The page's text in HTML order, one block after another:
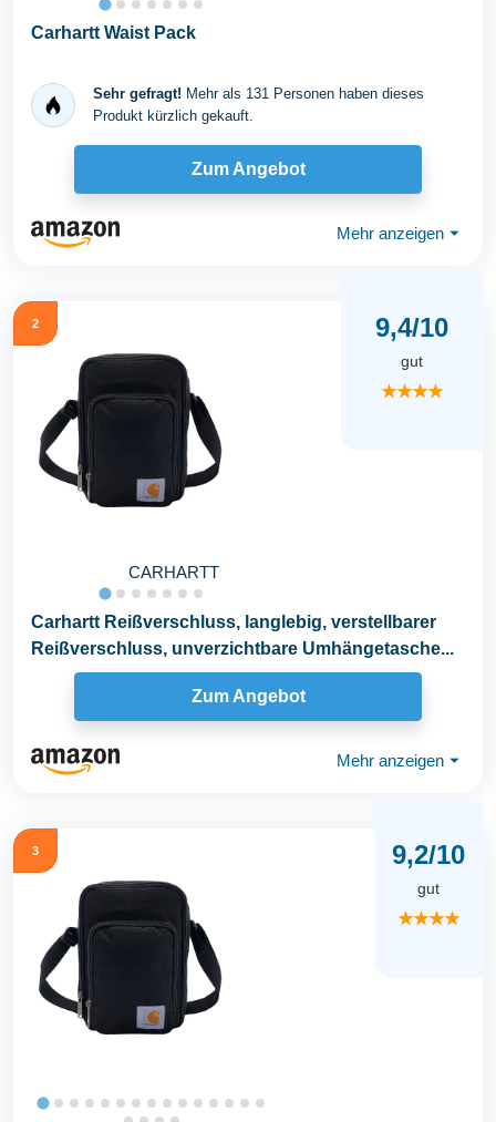
Carhartt Waist Pack
Sehr gefragt! Mehr als 131 Personen haben dieses
Produkt kürzlich gekauft.
Zum Angebot
Mehr anzeigen ⏷
2
CARHARTT
9,4/10
gut
★★★★
Carhartt Reißverschluss, langlebig, verstellbarer
Reißverschluss, unverzichtbare Umhängetasche...
Zum Angebot
Mehr anzeigen ⏷
3 9,2/10
gut
★★★★